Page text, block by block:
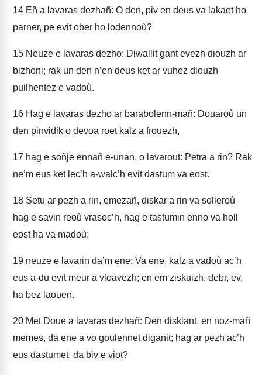
14 Eñ a lavaras dezhañ: O den, piv en deus va lakaet ho
parner, pe evit ober ho lodennoù?
15 Neuze e lavaras dezho: Diwallit gant evezh diouzh ar
bizhoni; rak un den n’en deus ket ar vuhez diouzh
puilhentez e vadoù.
16 Hag e lavaras dezho ar barabolenn-mañ: Douaroù un
den pinvidik o devoa roet kalz a frouezh,
17 hag e soñje ennañ e-unan, o lavarout: Petra a rin? Rak
ne’m eus ket lec’h a-walc’h evit dastum va eost.
18 Setu ar pezh a rin, emezañ, diskar a rin va solieroù
hag e savin reoù vrasoc’h, hag e tastumin enno va holl
eost ha va madoù;
19 neuze e lavarin da’m ene: Va ene, kalz a vadoù ac’h
eus a-du evit meur a vloavezh; en em ziskuizh, debr, ev,
ha bez laouen.
20 Met Doue a lavaras dezhañ: Den diskiant, en noz-mañ
memes, da ene a vo goulennet diganit; hag ar pezh ac’h
eus dastumet, da biv e viot?